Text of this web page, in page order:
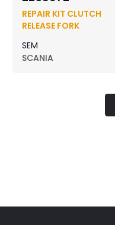
REPAIR KIT CLUTCH
RELEASE FORK
SEM
SCANIA